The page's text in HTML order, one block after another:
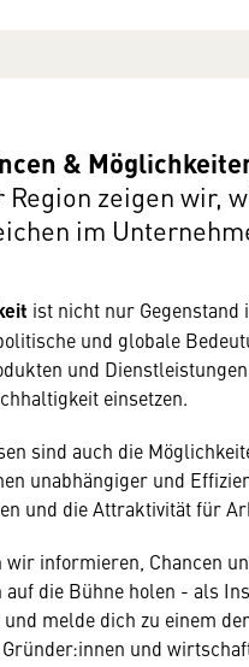
&
zeigen wir,
im
ist nicht nur Gegenstand
und globale
und
einsetzen.
sind auch die
unabhängiger und
und die Attraktivität für
informieren, Chancen
auf die Bühne holen - als
melde dich zu einem der
und